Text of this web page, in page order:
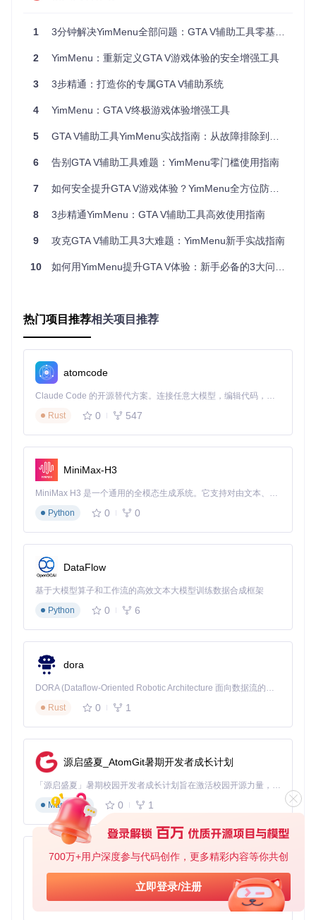
700万+用户深度参与代码创作，更多精彩内容等你共创
立即登录/注册
问题现象：菜单能正常显示，但点击任何功能按钮都没有效
版本匹配检查：确认YimMenu版本与当前GTA V游戏版本
一致
r"或"Failed"开头的提示
冲突软件排查：关闭其他可能冲突的游戏辅助工具或反作
伤害；开启"无限弹药"后，武器射击无需 reload。
1.3 游戏频繁崩溃？—— 稳定性优化方案
闭。
版本更新：访问项目仓库下载最新版本（
ps://gitcode.com/GitHub_Trending/yi/YimMenu
插件清理：移除YimMenu目录下的第三方脚本或插件
系统资源检查：确保游戏运行时内存占用不超过80%
驱动更新：更新显卡驱动至最新版本
验证方法 ：连续游戏30分钟以上，观察是否还会出现崩溃现
象，正常情况下应保持稳定运行。
二、功能解析：掌握YimMenu核心特性
2.1 基础功能导航
YimMenu的核心功能分为五大模块，通过顶部导航栏快速访
自我设置：包含角色无敌、无限生命、无限耐力等基础生存
功能
车辆控制
武器管理：可设置无限弹药、无需 reload、武器伤害提升等
世界修改：天气控制、时间调整、NPC行为修改等全局设置
2.2 实用功能推荐
专家提示：以下三个功能是大多数用户最常用的，建议优先掌
物品生成：直接生成武器、载具、道具等游戏内物品
任务辅助
这些功能都可以在菜单的对应分类下找到，点击开关即可启
用，无需复杂配置。
三、高级应用：自定义与扩展
3.1 界面个性化设置
菜单透明度（推荐设置70-80%，兼顾可见度与游戏体验）
1 3分钟解决YimMenu全部问题：GTA V辅助工具零基础完全指南
2 YimMenu：重新定义GTA V游戏体验的安全增强工具
3 3步精通：打造你的专属GTA V辅助系统
4 YimMenu：GTA V终极游戏体验增强工具
5 GTA V辅助工具YimMenu实战指南：从故障排除到功能精通
6 告别GTA V辅助工具难题：YimMenu零门槛使用指南
7 如何安全提升GTA V游戏体验？YimMenu全方位防护与功能增强指南
8 3步精通YimMenu：GTA V辅助工具高效使用指南
9 攻克GTA V辅助工具3大难题：YimMenu新手实战指南
10 如何用YimMenu提升GTA V体验：新手必备的3大问题解决方案与实战技巧
热门项目推荐相关项目推荐
atomcode
Claude Code 的开源替代方案。连接任意大模型，编辑代码，运行命令，自动验证 — 全自动执行。用 Rust 构建，极致性能。 ｜ An open-source alternative to Claude Code. Connect any LLM, edit code, run commands, and verify changes — autonomously. Built in Rust for speed. Get Started
Rust
0 547
MiniMax-H3
MiniMax H3 是一个通用的全模态生成系统。它支持对由文本、图像、视频和音频组成的多模态上下文进行统一理解，并能生成分辨率高达 2K、时长可达 15 秒的带原生立体声音频的视频。得益于面向任务泛化的系统设计，H3 在预训练阶段就已具备广泛的多模态上下文理解与生成能力，能够出色地执行复杂的多模态指令。
Python
0 0
DataFlow
基于大模型算子和工作流的高效文本大模型训练数据合成框架
Python
0 6
dora
DORA (Dataflow-Oriented Robotic Architecture 面向数据流的机器人架构) 是为 AI 与具身智能机器人打造的高性能开发框架，以数据流范式重构开发逻辑，原生支持分布式部署与端边云协同 —— 无需复杂适配，即可实现一体端到端具身大小脑、VLA等模型部署，无缝衔接感知、推理、控制全链路，让 AI 能力与机器人动作深度融合。 依托 Rust 内核与零拷贝通信技术，它将具身大小脑、VLA等模型推理、多模态数据融合延迟压缩至微秒级，同时兼容 ROS2 生态与国产 AI 芯片，彻底降低具身智能机器人的开发门槛，让分布式部署下的 AI 赋能创新更高效、更灵活。
Rust
0 1
源启盛夏_AtomGit暑期开发者成长计划
「源启盛夏」暑期校园开发者成长计划旨在激活校园开源力量，通过积分激励、认证扶持、资源倾斜等形式，引导高校组织和开发者完成「入驻 — 建项目 — 做贡献 — 获认证 — 得资源」的完整闭环。无论你是想带领社团入驻平台的组织者，还是希望用代码贡献证明自己的开发者，都能在这里找到属于你的成长路径。
Markdown
0 1
py-xiaozhi
基于Python的Xiaozhi AI，适用于想要完整Xiaozhi体验而无需拥有专用硬件的用户。
Python
0 1